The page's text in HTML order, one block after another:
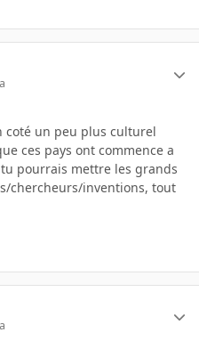
coté un peu plus culturel
ces pays ont commence a
pourrais mettre les grands
chercheurs/inventions, tout